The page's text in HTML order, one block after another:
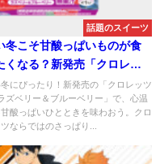
話題のスイーツ
冬こそ甘酸っぱいものが食
くなる？新発売「クロレッ
ラズベリー＆ブルーベリ
にぴったり！新発売の「クロレッツ
ズベリー＆ブルーベリー」で、心温
甘酸っぱいひとときを味わおう。クロ
ツならではのさっぱり...